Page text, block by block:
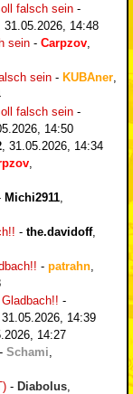
falsch sein -
31.05.2026, 14:48
sein - Carpzov
sein - KUBAner
falsch sein -
14:50
31.05.2026, 14:34
Michi2911
- the.davidoff,
- patrahn
-
31.05.2026, 14:39
14:27
- Schami
- Diabolus